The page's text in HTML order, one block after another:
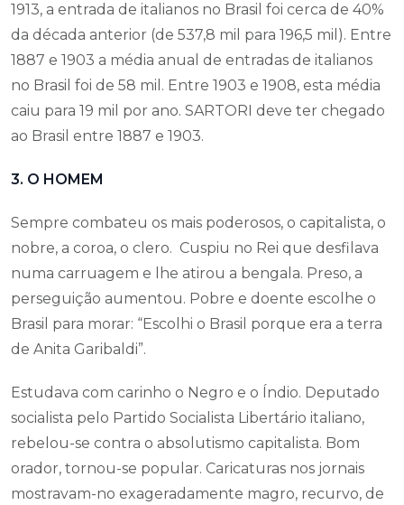
1913, a entrada de italianos no Brasil foi cerca de 40%
da década anterior (de 537,8 mil para 196,5 mil). Entre
1887 e 1903 a média anual de entradas de italianos
no Brasil foi de 58 mil. Entre 1903 e 1908, esta média
caiu para 19 mil por ano. SARTORI deve ter chegado
ao Brasil entre 1887 e 1903.
3. O HOMEM
Sempre combateu os mais poderosos, o capitalista, o
nobre, a coroa, o clero. Cuspiu no Rei que desfilava
numa carruagem e lhe atirou a bengala. Preso, a
perseguição aumentou. Pobre e doente escolhe o
Brasil para morar: “Escolhi o Brasil porque era a terra
de Anita Garibaldi”.
Estudava com carinho o Negro e o Índio. Deputado
socialista pelo Partido Socialista Libertário italiano,
rebelou-se contra o absolutismo capitalista. Bom
orador, tornou-se popular. Caricaturas nos jornais
mostravam-no exageradamente magro, recurvo, de